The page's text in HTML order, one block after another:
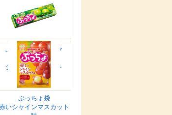
ぷっちょスティック
もちっと
シャインマスカット